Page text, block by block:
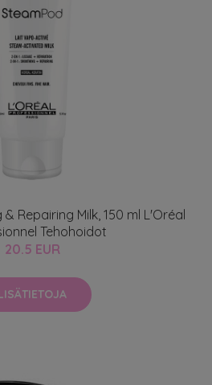
Repairing Milk, 150 ml L'Oréal
Tehohoidot
20.5 EUR